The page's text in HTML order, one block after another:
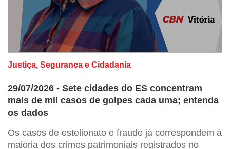
Justiça, Segurança e Cidadania
29/07/2026 - Sete cidades do ES concentram
mais de mil casos de golpes cada uma; entenda
os dados
Os casos de estelionato e fraude já correspondem à
maioria dos crimes patrimoniais registrados no